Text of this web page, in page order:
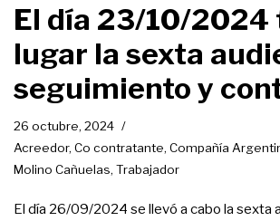
El día 23/10/2024
lugar la sexta
seguimiento y
26 octubre, 2024
Acreedor, Co contratante, Compañía
Molino Cañuelas, Trabajador
El día 26/09/2024 se llevó a cabo la sexta